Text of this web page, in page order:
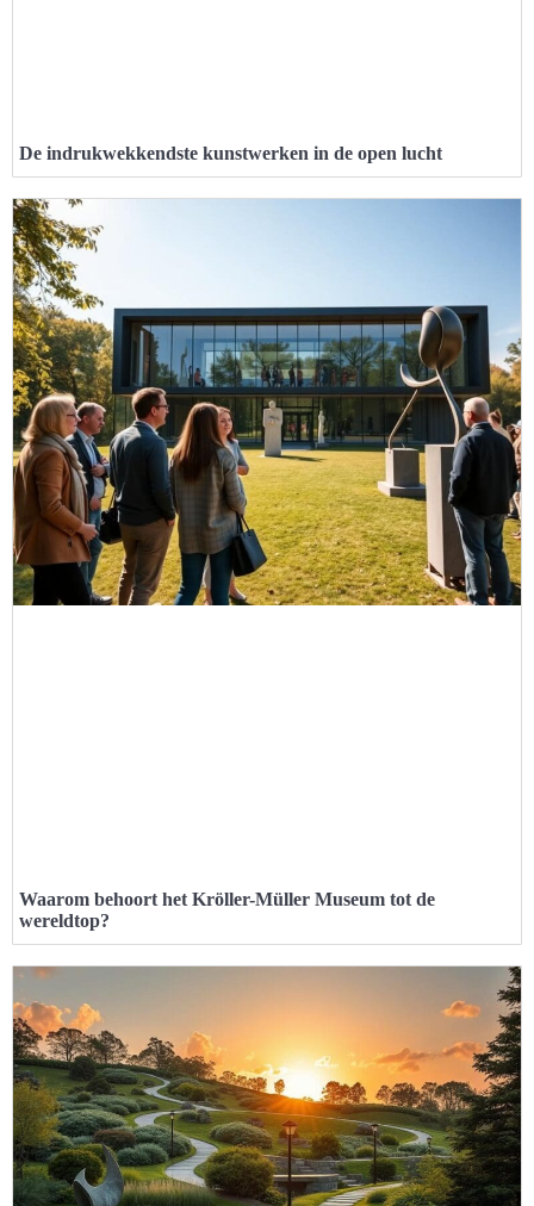
De indrukwekkendste kunstwerken in de open lucht
Waarom behoort het Kröller-Müller Museum tot de
wereldtop?